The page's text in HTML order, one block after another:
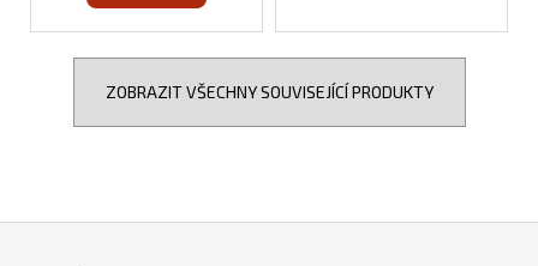
ZOBRAZIT VŠECHNY SOUVISEJÍCÍ PRODUKTY